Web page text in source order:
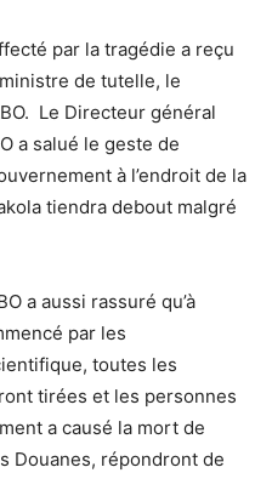
par la tragédie a reçu
de tutelle, le
Le Directeur général
a salué le geste de
à l’endroit de la
tiendra debout malgré
a aussi rassuré qu’à
par les
toutes les
tirées et les personnes
a causé la mort de
Douanes, répondront de